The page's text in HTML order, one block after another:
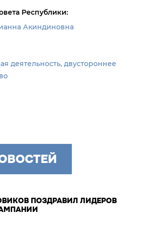
Республики:
Акиндиновна
деятельность, двустороннее
ПОЗДРАВИЛ ЛИДЕРОВ